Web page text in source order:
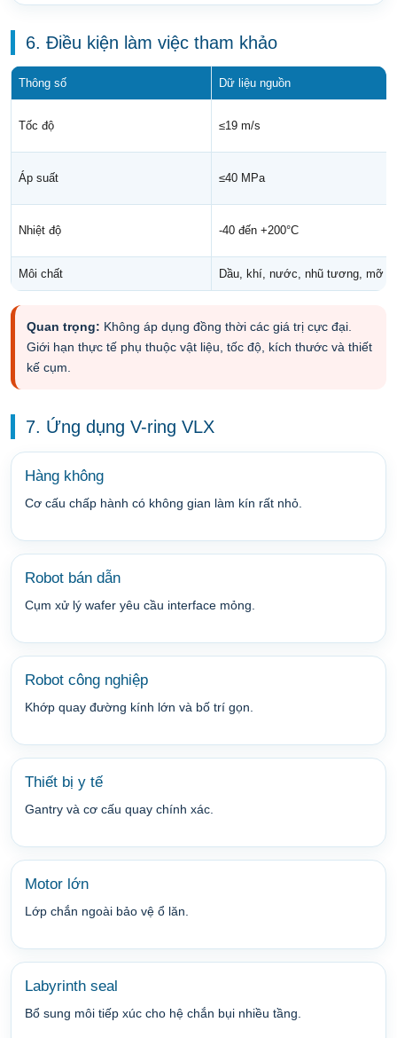
6. Điều kiện làm việc tham khảo
Thông số Dữ liệu nguồn
Tốc độ ≤19 m/s
Áp suất ≤40 MPa
Nhiệt độ -40 đến +200°C
Môi chất Dầu, khí, nước, nhũ tương, mỡ
Quan trọng: Không áp dụng đồng thời các giá trị cực đại.
Giới hạn thực tế phụ thuộc vật liệu, tốc độ, kích thước và thiết
kế cụm.
7. Ứng dụng V-ring VLX
Hàng không
Cơ cấu chấp hành có không gian làm kín rất nhỏ.
Robot bán dẫn
Cụm xử lý wafer yêu cầu interface mỏng.
Robot công nghiệp
Khớp quay đường kính lớn và bố trí gọn.
Thiết bị y tế
Gantry và cơ cấu quay chính xác.
Motor lớn
Lớp chắn ngoài bảo vệ ổ lăn.
Labyrinth seal
Bổ sung môi tiếp xúc cho hệ chắn bụi nhiều tầng.